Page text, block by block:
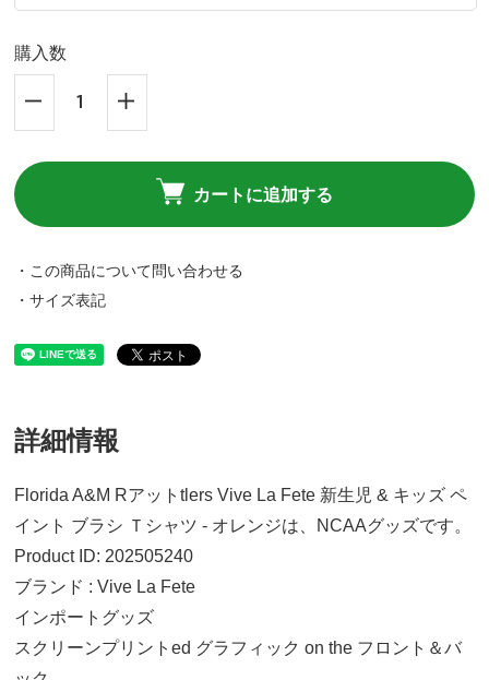
購入数
カートに追加する
・この商品について問い合わせる
・サイズ表記
詳細情報
Florida A&M Rアットtlers Vive La Fete 新生児 & キッズ ペ
イント ブラシ Ｔシャツ - オレンジは、NCAAグッズです。
Product ID: 202505240
ブランド : Vive La Fete
インポートグッズ
スクリーンプリントed グラフィック on the フロント＆バ